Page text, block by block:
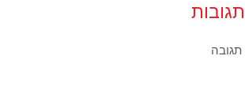
תגובות
תגובה